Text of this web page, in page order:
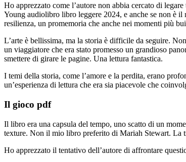
Ho apprezzato come l’autore non abbia cercato di
Young audiolibro libro leggere 2024, e anche se non è il
resilienza, un promemoria che anche nei momenti più
L’arte è bellissima, ma la storia è difficile da seguire.
un viaggiatore che era stato promesso un grandioso
smettere di girare le pagine. Una lettura fantastica.
I temi della storia, come l’amore e la perdita, erano
un’esperienza di lettura che era sia piacevole che
Il gioco pdf
Il libro era una capsula del tempo, uno scatto di un
texture. Non il mio libro preferito di Mariah Stewart. La
Ho apprezzato il tentativo dell’autore di affrontare